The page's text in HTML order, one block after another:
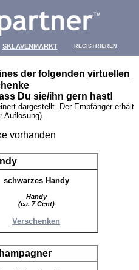
SKLAVENMARKT REGISTRIEREN
der folgenden virtuellen
Du sie/ihn gern hast!
dargestellt. Der Empfänger erhält
Auflösung).
vorhanden
schwarzes Handy
Handy
(ca. 7 Cent)
Verschenken